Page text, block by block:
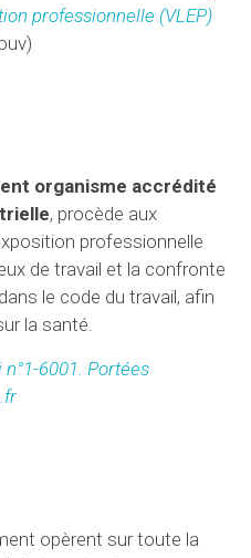
professionnelle (VLEP)
organisme accrédité
, procède aux
professionnelle
de travail et la confronte
le code du travail, afin
la santé.
6001. Portées
opèrent sur toute la